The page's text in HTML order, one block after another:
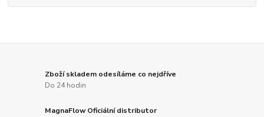
Zboží skladem odesíláme co nejdříve
Do 24 hodin
MagnaFlow Oficiální distributor